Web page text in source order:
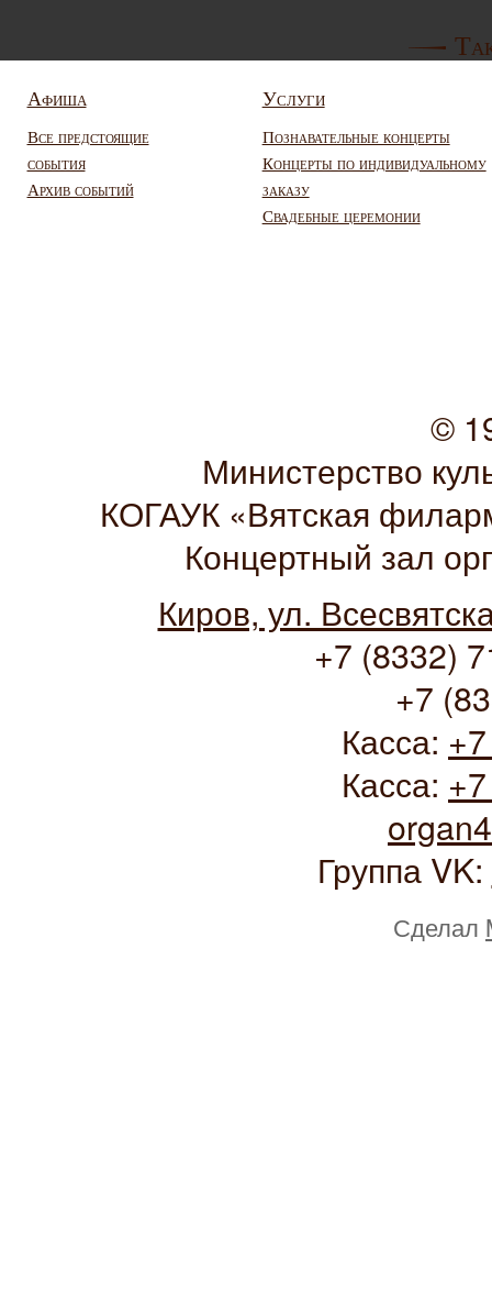
Афиша
Все предстоящие
события
Архив событий
Услуги
Познавательные концерты
Концерты по индивидуальному
заказу
Свадебные церемонии
©
Министерство
КОГАУК «Вятская
Концертный зал
Киров, ул.
+7 (8332)
+7
Касса:
Касса:
Группа VK:
Сделал